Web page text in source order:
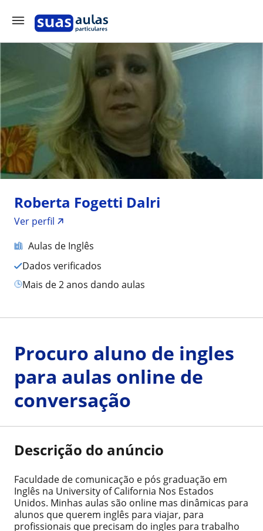
Roberta Fogetti Dalri
Ver perfil
Aulas de Inglês
Dados verificados
mais de 2 anos dando aulas
Procuro aluno de ingles
para aulas online de
conversação
Descrição do anúncio
Faculdade de comunicação e pós graduação em
Inglês na University of California Nos Estados
Unidos. Minhas aulas são online mas dinâmicas para
alunos que querem inglês para viajar, para
profissionais que precisam do ingles para trabalho